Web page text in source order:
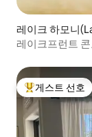
레이크 하모니
레이크프런트
상위 게스트 선
게스트 선호